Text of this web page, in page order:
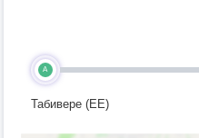
A
Табивере (EE)